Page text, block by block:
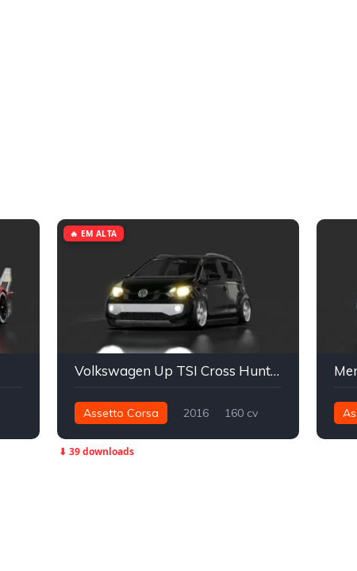
Volkswagen Up TSI Cross Hunters
Assetto Corsa 2016
160 cv
🔥 EM ALTA
⬇ 39 downloads